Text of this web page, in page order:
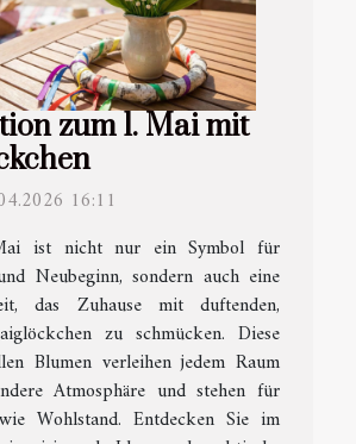
zum 1. Mai mit
16:11
ist nicht nur ein Symbol für
Neubeginn, sondern auch eine
das Zuhause mit duftenden,
zu schmücken. Diese
Blumen verleihen jedem Raum
Atmosphäre und stehen für
Wohlstand. Entdecken Sie im